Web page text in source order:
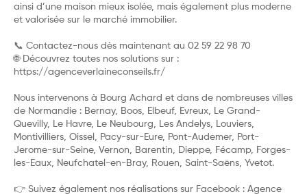
ainsi d’une maison mieux isolée, mais également plus moderne
et valorisée sur le marché immobilier.
📞 Contactez-nous dès maintenant au 02 59 22 98 70
🌐 Découvrez toutes nos solutions sur :
https://agenceverlaineconseils.fr/
Nous intervenons à Bourg Achard et dans de nombreuses villes
de Normandie : Bernay, Boos, Elbeuf, Evreux, Le Grand-
Quevilly, Le Havre, Le Neubourg, Les Andelys, Louviers,
Montivilliers, Oissel, Pacy-sur-Eure, Pont-Audemer, Port-
Jerome-sur-Seine, Vernon, Barentin, Dieppe, Fécamp, Forges-
les-Eaux, Neufchatel-en-Bray, Rouen, Saint-Saëns, Yvetot.
👉 Suivez également nos réalisations sur Facebook : Agence